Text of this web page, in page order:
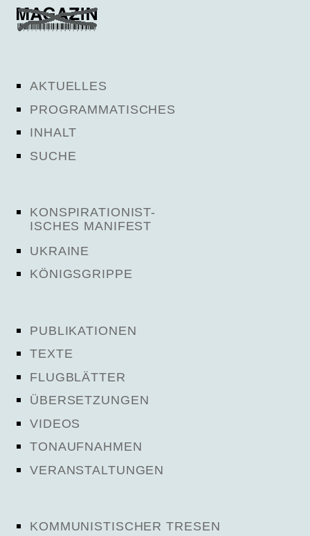
AKTUELLES
PROGRAMMATISCHES
INHALT
SUCHE
KONSPIRATIONIST-
ISCHES MANIFEST
UKRAINE
KÖNIGSGRIPPE
PUBLIKATIONEN
TEXTE
FLUGBLÄTTER
ÜBERSETZUNGEN
VIDEOS
TONAUFNAHMEN
VERANSTALTUNGEN
KOMMUNISTISCHER TRESEN